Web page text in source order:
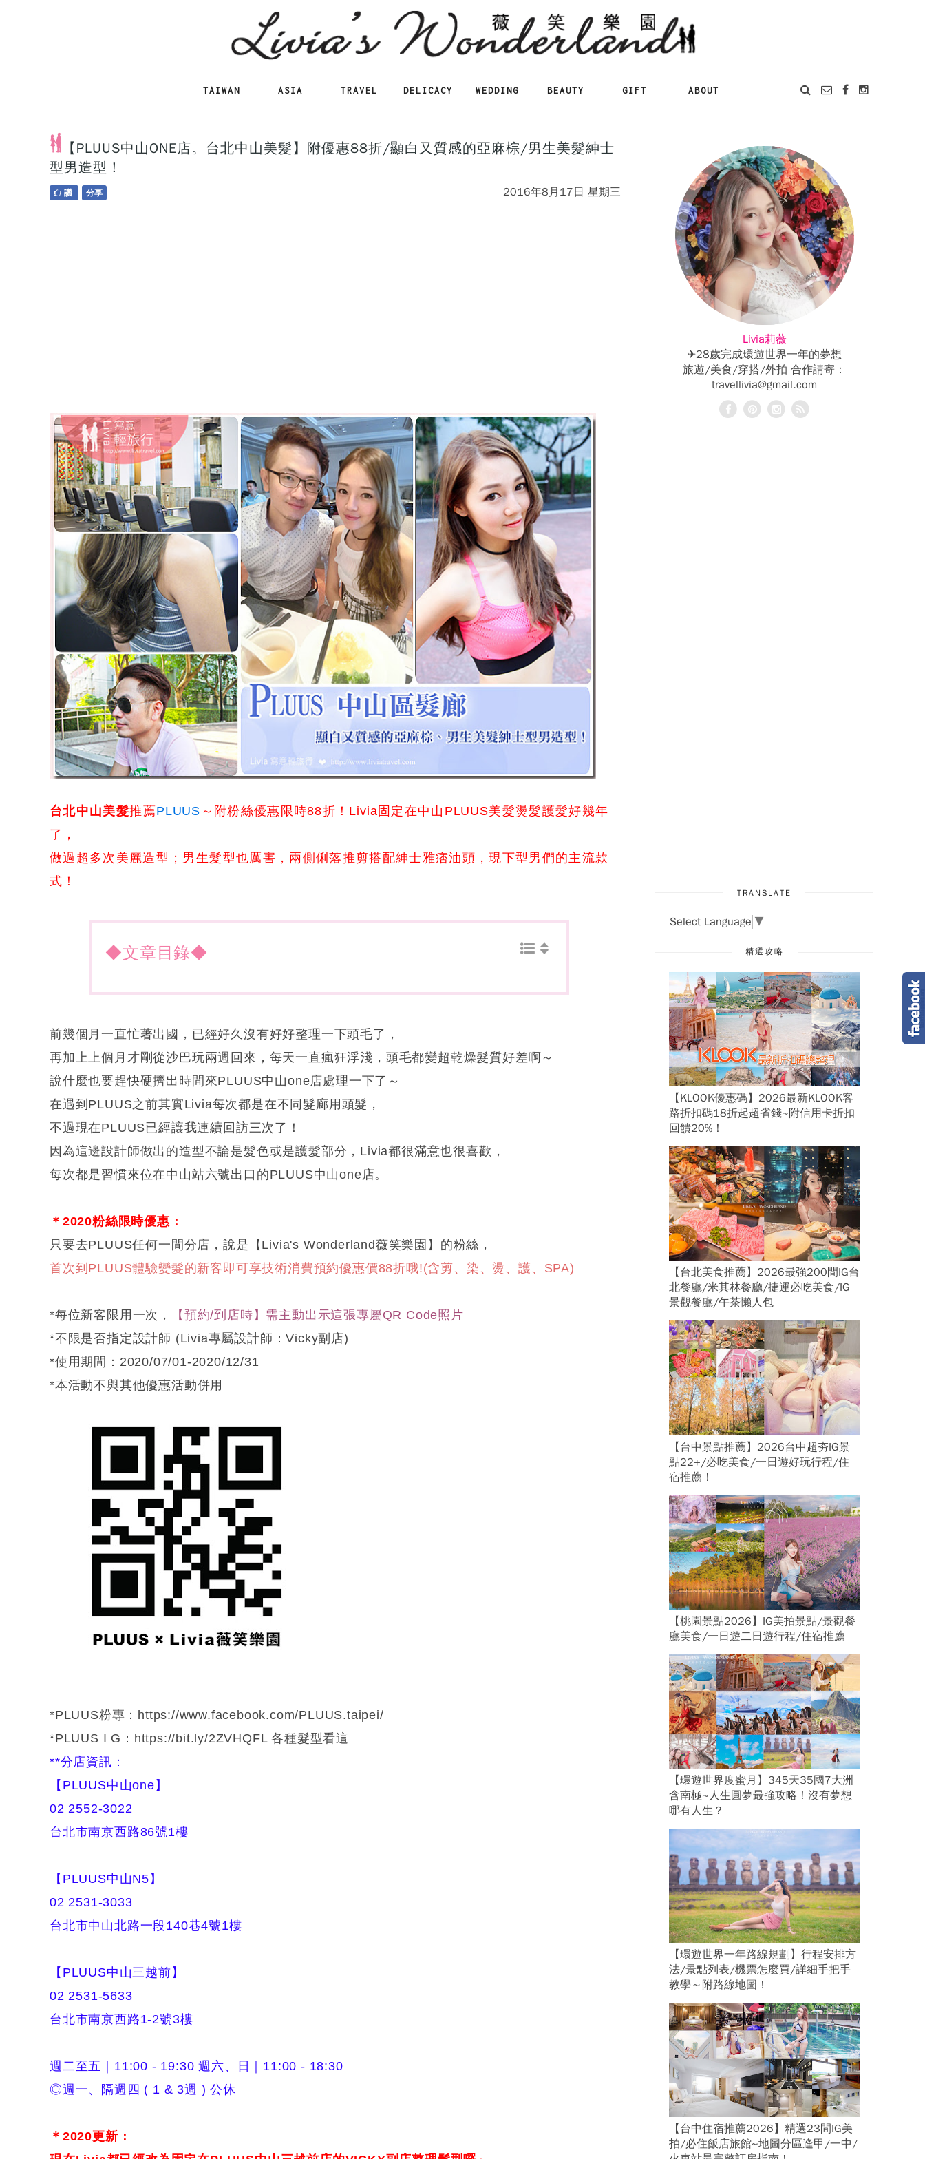
TAIWAN ASIA TRAVEL DELICACY WEDDING BEAUTY GIFT ABOUT
【PLUUS中山ONE店。台北中山美髮】附優惠88折/顯白又質感的亞麻棕/男生美髮紳士
型男造型！
2016年8月17日 星期三
讚 分享
台北中山美髮推薦PLUUS ～附粉絲優惠限時88折！Livia固定在中山PLUUS美髮燙髮護髮好幾年
了，
做過超多次美麗造型； 男生髮型也厲害，兩側俐落推剪搭配紳士雅痞油頭，現下型男們的主流款
式！
◆文章目錄◆
前幾個月一直忙著出國，已經好久沒有好好整理一下頭毛了，
再加上上個月才剛從沙巴玩兩週回來，每天一直瘋狂浮淺，頭毛都變超乾燥髮質好差啊～
說什麼也要趕快硬擠出時間來PLUUS中山one店處理一下了～
在遇到PLUUS之前其實Livia每次都是在不同髮廊用頭髮，
不過現在PLUUS已經讓我連續回訪三次了！
因為這邊設計師做出的造型不論是髮色或是護髮部分，Livia都很滿意也很喜歡，
每次都是習慣來位在中山站六號出口的PLUUS中山one店。
＊2020粉絲限時優惠：
只要去PLUUS任何一間分店，說是【Livia's Wonderland薇笑樂園】的粉絲，
首次到PLUUS體驗變髮的新客即可享技術消費預約優惠價88折哦!(含剪、染、燙、護、SPA)
*每位新客限用一次，
【預約/到店時】需主動出示這張專屬QR Code照片
*不限是否指定設計師 (Livia專屬設計師：Vicky副店)
*使用期間：2020/07/01-2020/12/31
*本活動不與其他優惠活動併用
*PLUUS粉專：https://www.facebook.com/PLUUS.taipei/
*PLUUS I G：https://bit.ly/2ZVHQFL 各種髮型看這
**分店資訊：
【PLUUS中山one】
02 2552-3022
台北市南京西路86號1樓
【PLUUS中山N5】
02 2531-3033
台北市中山北路一段140巷4號1樓
【PLUUS中山三越前】
02 2531-5633
台北市南京西路1-2號3樓
週二至五｜11:00 - 19:30 週六、日｜11:00 - 18:30
◎週一、隔週四 ( 1 & 3週 ) 公休
＊2020更新：
Livia莉薇
✈28歲完成環遊世界一年的夢想
旅遊/美食/穿搭/外拍 合作請寄：
travellivia@gmail.com
TRANSLATE
Select Language ▼
精選攻略
【KLOOK優惠碼】2026最新KLOOK客
路折扣碼18折起超省錢~附信用卡折扣
回饋20%！
【台北美食推薦】2026最強200間IG台
北餐廳/米其林餐廳/捷運必吃美食/IG
景觀餐廳/午茶懶人包
【台中景點推薦】2026台中超夯IG景
點22+/必吃美食/一日遊好玩行程/住
宿推薦！
【桃園景點2026】IG美拍景點/景觀餐
廳美食/一日遊二日遊行程/住宿推薦
【環遊世界度蜜月】345天35國7大洲
含南極~人生圓夢最強攻略！沒有夢想
哪有人生？
【環遊世界一年路線規劃】行程安排方
法/景點列表/機票怎麼買/詳細手把手
教學～附路線地圖！
【台中住宿推薦2026】精選23間IG美
拍/必住飯店旅館~地圖分區逢甲/一中/